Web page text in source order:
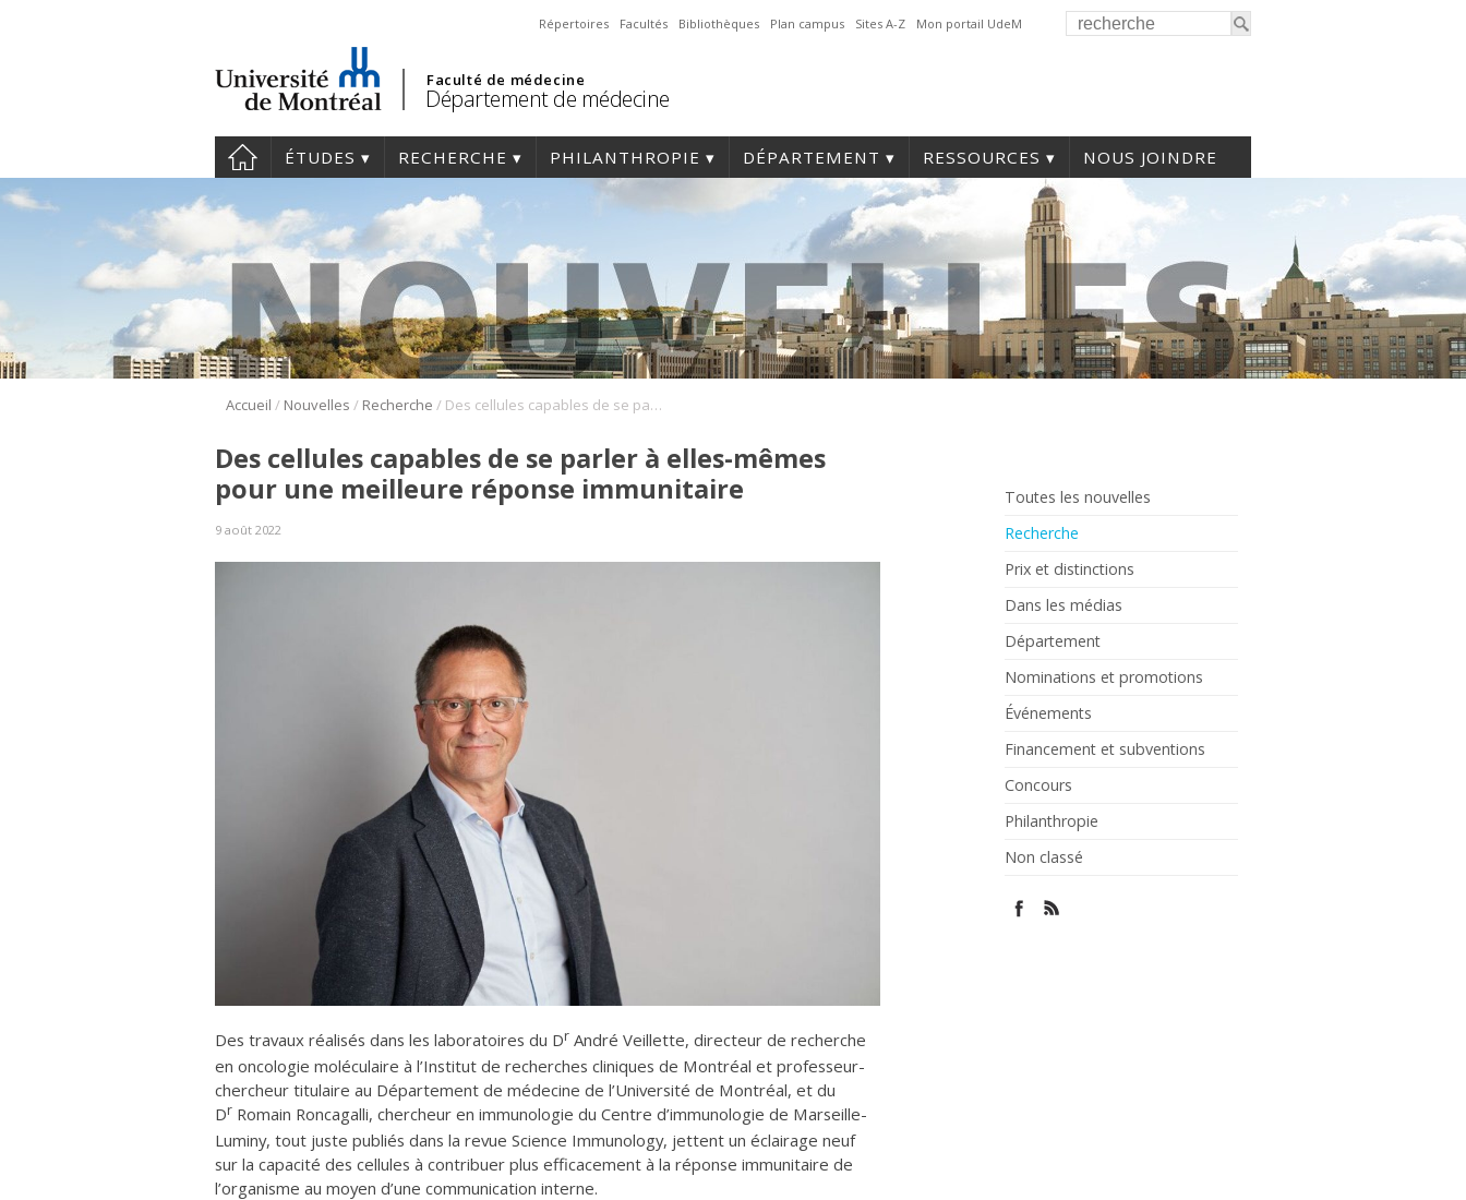
Répertoires Facultés Bibliothèques Plan campus Sites A-Z Mon portail UdeM
Faculté de médecine
Département de médecine
ÉTUDES RECHERCHE PHILANTHROPIE DÉPARTEMENT RESSOURCES NOUS JOINDRE
Accueil / Nouvelles / Recherche / Des cellules capables de se parler à elles-mêmes pour une meilleure réponse immunitaire
Toutes les nouvelles
Recherche
Prix et distinctions
Dans les médias
Département
Nominations et promotions
Événements
Financement et subventions
Concours
Philanthropie
Non classé
Des cellules capables de se parler à elles-mêmes
pour une meilleure réponse immunitaire
9 août 2022
Des travaux réalisés dans les laboratoires du Dr André Veillette, directeur de recherche
en oncologie moléculaire à l’Institut de recherches cliniques de Montréal et professeur-
chercheur titulaire au Département de médecine de l’Université de Montréal, et du
Dr Romain Roncagalli, chercheur en immunologie du Centre d’immunologie de Marseille-
Luminy, tout juste publiés dans la revue Science Immunology, jettent un éclairage neuf
sur la capacité des cellules à contribuer plus efficacement à la réponse immunitaire de
l’organisme au moyen d’une communication interne.